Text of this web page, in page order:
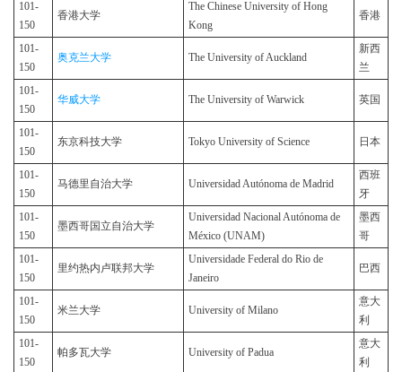
101-
150
香港大学
The Chinese University of Hong
Kong
香港
101-
150
奥克兰大学 The University of Auckland
新西
兰
101-
150
华威大学 The University of Warwick 英国
101-
150
东京科技大学 Tokyo University of Science 日本
101-
150
马德里自治大学 Universidad Autónoma de Madrid
西班
牙
101-
150
墨西哥国立自治大学
Universidad Nacional Autónoma de
México (UNAM)
墨西
哥
101-
150
里约热内卢联邦大学
Universidade Federal do Rio de
Janeiro
巴西
101-
150
米兰大学 University of Milano
意大
利
101-
150
帕多瓦大学 University of Padua
意大
利